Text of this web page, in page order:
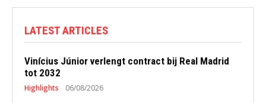
LATEST ARTICLES
Vinícius Júnior verlengt contract bij Real Madrid
tot 2032
Highlights 06/08/2026